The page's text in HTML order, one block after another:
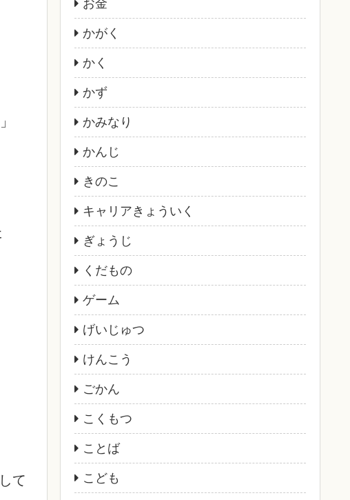
て
お金
かがく
かく
かず
かみなり
かんじ
きのこ
キャリアきょういく
ぎょうじ
くだもの
ゲーム
げいじゅつ
けんこう
ごかん
こくもつ
ことば
こども